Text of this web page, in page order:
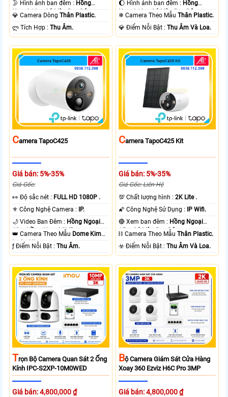
🌛 Hình ảnh ban đêm : Hồng
Ngoại 10m Có Màu Ban Ðêm.
💎 Camera DòngThân Plastic.
️ლ Tích Hợp :Thu Âm.
🌔 Hình ảnh ban đêm : Hồng
Ngoại 10m Có Màu Ban Ðêm.
❄ Camera Theo MẫuThân Plastic.
️💎 Điểm Nỗi Bật :Thu Âm Và Loa.
CAmera TapoC425
Giá bán: 5%-35%
Giá Gốc:
️👀 Độ sắc nét : FULL HD 1080P .
⚜️ Công Nghệ Camera : IP.
🌙 Video Ban Đêm : Hồng Ngoại
10m Hồng Ngoại SMD.
👑 Camera Theo Mẫu Dome Kim
loại + Nhựa.
️ƒ Điểm Nỗi Bật :Thu Âm.
CAmera TapoC425 Kit
Giá bán: 5%-35%
Giá Gốc: Liên Hệ
💯 Chất lượng hình :2K Lite .
🌠 Công Nghệ Sử Dụng : IP Wifi.
🔴 Xem ban đêm : Hồng Ngoại
15m Có Màu Ban Ðêm.
⛓ Camera Theo MẫuThân Plastic.
️☣️ Điểm Nỗi Bật :Thu Âm Và Loa.
TRọn Bộ Camera Quan Sát 2 Ống
Kính IPC-S2XP-10M0WED
Giá bán: 4,800,000 ₫
BỘ Camera Giám Sát Cửa Hàng
Xoay 360 Ezviz H6C Pro 3MP
Giá bán: 4,800,000 ₫